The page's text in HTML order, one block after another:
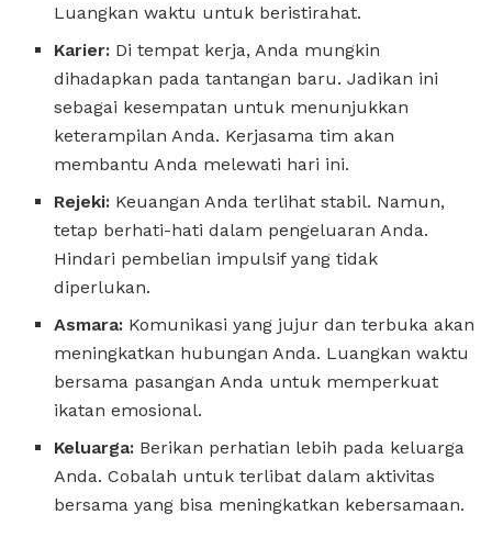
Luangkan waktu untuk beristirahat.
Karier: Di tempat kerja, Anda mungkin
dihadapkan pada tantangan baru. Jadikan ini
sebagai kesempatan untuk menunjukkan
keterampilan Anda. Kerjasama tim akan
membantu Anda melewati hari ini.
Rejeki: Keuangan Anda terlihat stabil. Namun,
tetap berhati-hati dalam pengeluaran Anda.
Hindari pembelian impulsif yang tidak
diperlukan.
Asmara: Komunikasi yang jujur ​​dan terbuka akan
meningkatkan hubungan Anda. Luangkan waktu
bersama pasangan Anda untuk memperkuat
ikatan emosional.
Keluarga: Berikan perhatian lebih pada keluarga
Anda. Cobalah untuk terlibat dalam aktivitas
bersama yang bisa meningkatkan kebersamaan.